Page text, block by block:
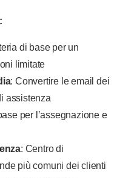
di base per un
limitate
: Convertire le email dei
assistenza
per l’assegnazione e
: Centro di
più comuni dei clienti